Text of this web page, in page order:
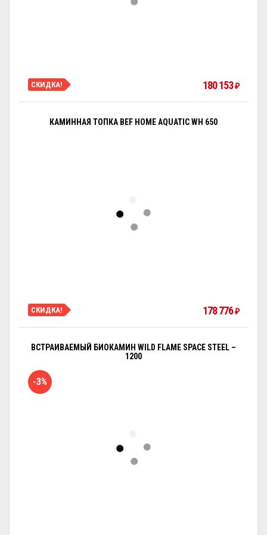
СКИДКА! 180 153₽
КАМИННАЯ ТОПКА BEF HOME AQUATIC WH 650
СКИДКА! 178 776₽
ВСТРАИВАЕМЫЙ БИОКАМИН WILD FLAME SPACE STEEL –
1200
-3%